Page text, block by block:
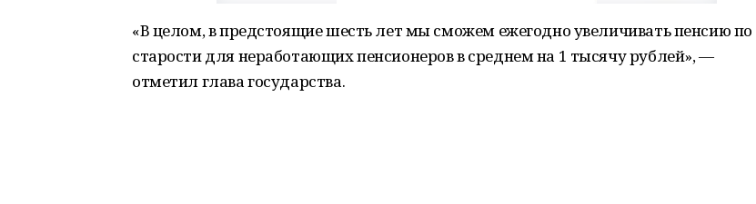
«В целом, в предстоящие шесть лет мы сможем ежегодно увеличивать пенсию по
старости для неработающих пенсионеров в среднем на 1 тысячу рублей», —
отметил глава государства.